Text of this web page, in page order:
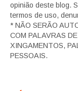
opinião deste blog.
termos de uso,
* NÃO SERÃO
COM PALAVRAS
XINGAMENTOS,
PESSOAIS.